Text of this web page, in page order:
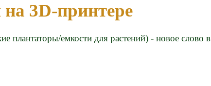
на 3D-принтере
плантаторы/емкости для растений) - новое слово в